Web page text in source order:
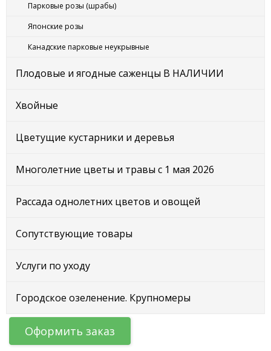
Парковые розы (шрабы)
Японские розы
Канадские парковые неукрывные
Плодовые и ягодные саженцы В НАЛИЧИИ
Хвойные
Цветущие кустарники и деревья
Многолетние цветы и травы с 1 мая 2026
Рассада однолетних цветов и овощей
Сопутствующие товары
Услуги по уходу
Городское озеленение. Крупномеры
Оформить заказ